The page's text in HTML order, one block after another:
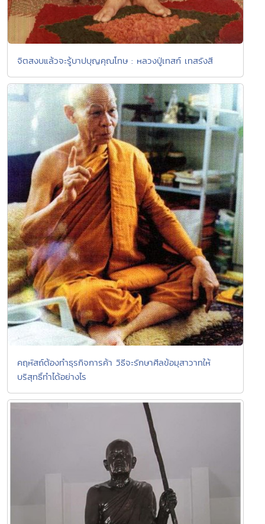
จิตสงบแล้วจะรู้บาปบุญคุณโทษ : หลวงปู่เทสก์ เทสรังสี
คฤหัสถ์ต้องทำธุรกิจการค้า วิธีจะรักษาศีลข้อมุสาวาทให้
บริสุทธิ์ทำได้อย่างไร